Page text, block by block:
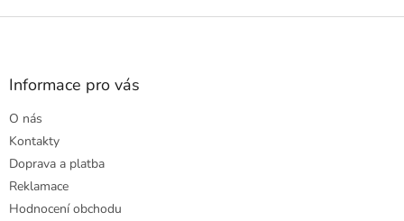
l
Z
Informace pro vás
O nás
Kontakty
Doprava a platba
Reklamace
Hodnocení obchodu